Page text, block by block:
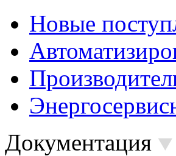
Новые
Документация